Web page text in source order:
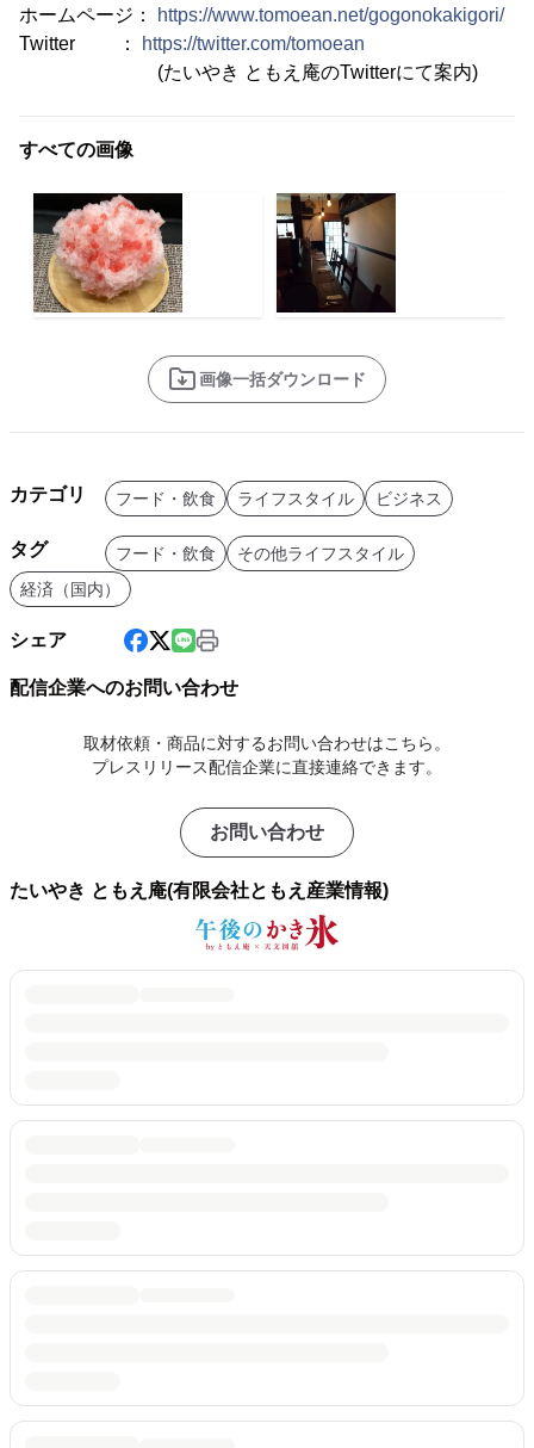
ホームページ：
https://www.tomoean.net/gogonokakigori/
Twitter ：
https://twitter.com/tomoean
(たいやき ともえ庵のTwitterにて案内)
すべての画像
画像一括ダウンロード
カテゴリ フード・飲食 ライフスタイル ビジネス
タグ フード・飲食
その他ライフスタイル
経済（国内）
シェア
配信企業へのお問い合わせ
取材依頼・商品に対するお問い合わせはこちら。
プレスリリース配信企業に直接連絡できます。
お問い合わせ
たいやき ともえ庵(有限会社ともえ産業情報)